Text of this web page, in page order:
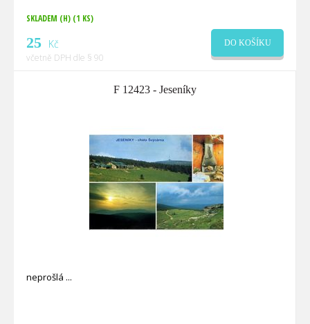
SKLADEM (H) (1 KS)
25 Kč
včetně DPH dle § 90
DO KOŠÍKU
F 12423 - Jeseníky
neprošlá